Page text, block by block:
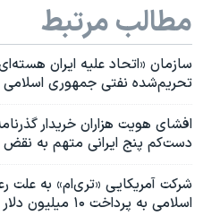
مطالب مرتبط
سازمان «اتحاد علیه ایران
تحریم‌شده نفتی جمهوری
افشای هویت هزاران خریدار
دست‌کم پنج ایرانی متهم به
شرکت آمریکایی «تری‌ام» به
اسلامی به پرداخت ۱۰ میلیون دلار محکوم شد